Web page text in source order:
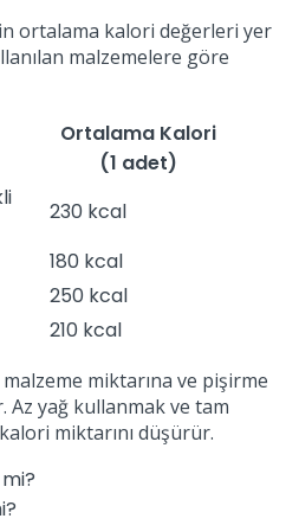
ortalama kalori değerleri yer
malzemelere göre
Ortalama Kalori
(1 adet)
230 kcal
180 kcal
250 kcal
210 kcal
miktarına ve pişirme
yağ kullanmak ve tam
miktarını düşürür.